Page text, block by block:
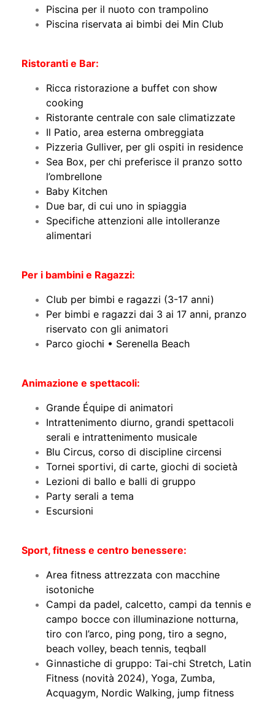
Piscina per il nuoto con trampolino
Piscina riservata ai bimbi dei Min Club
Ristoranti e Bar:
Ricca ristorazione a buffet con show
cooking
Ristorante centrale con sale climatizzate
Il Patio, area esterna ombreggiata
Pizzeria Gulliver, per gli ospiti in residence
Sea Box, per chi preferisce il pranzo sotto
l’ombrellone
Baby Kitchen
Due bar, di cui uno in spiaggia
Specifiche attenzioni alle intolleranze
alimentari
Per i bambini e Ragazzi:
Club per bimbi e ragazzi (3-17 anni)
Per bimbi e ragazzi dai 3 ai 17 anni, pranzo
riservato con gli animatori
Parco giochi • Serenella Beach
Animazione e spettacoli:
Grande Équipe di animatori
Intrattenimento diurno, grandi spettacoli
serali e intrattenimento musicale
Blu Circus, corso di discipline circensi
Tornei sportivi, di carte, giochi di società
Lezioni di ballo e balli di gruppo
Party serali a tema
Escursioni
Sport, fitness e centro benessere:
Area fitness attrezzata con macchine
isotoniche
Campi da padel, calcetto, campi da tennis e
campo bocce con illuminazione notturna,
tiro con l’arco, ping pong, tiro a segno,
beach volley, beach tennis, teqball
Ginnastiche di gruppo: Tai-chi Stretch, Latin
Fitness (novità 2024), Yoga, Zumba,
Acquagym, Nordic Walking, jump fitness